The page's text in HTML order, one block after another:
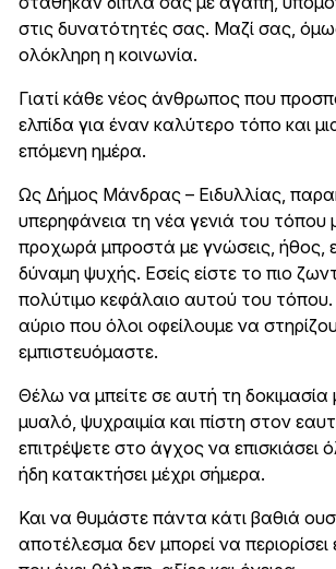
στις δυνατότητές σας. Μαζί σας,
ολόκληρη η κοινωνία.
Γιατί κάθε νέος άνθρωπος που
ελπίδα για έναν καλύτερο τόπο και
επόμενη ημέρα.
Ως Δήμος Μάνδρας – Ειδυλλίας,
υπερηφάνεια τη νέα γενιά του τόπου
προχωρά μπροστά με γνώσεις, ήθος,
δύναμη ψυχής. Εσείς είστε το πιο
πολύτιμο κεφάλαιο αυτού του τόπου.
αύριο που όλοι οφείλουμε να
εμπιστευόμαστε.
Θέλω να μπείτε σε αυτή τη
μυαλό, ψυχραιμία και πίστη στον
επιτρέψετε στο άγχος να επισκιάσει
ήδη κατακτήσει μέχρι σήμερα.
Και να θυμάστε πάντα κάτι βαθιά
αποτέλεσμα δεν μπορεί να